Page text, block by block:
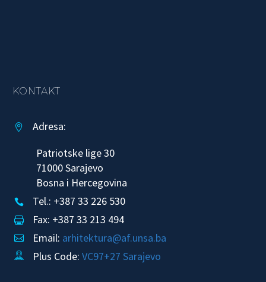
KONTAKT


Adresa:
Patriotske lige 30
71000 Sarajevo
Bosna i Hercegovina

 Tel.: +387 33 226 530

 Fax: +387 33 213 494

 Email: arhitektura@af.unsa.ba

 Plus Code: VC97+27 Sarajevo